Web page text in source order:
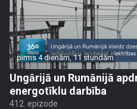
pirms 4 dienām, 11 stundām
Ungārijā un Rumānijā
energotīklu darbība
412. epizode